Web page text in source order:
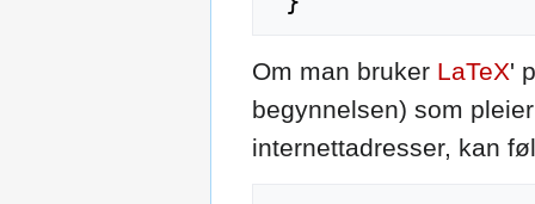
Om man bruker LaTeX'
begynnelsen) som
internettadresser, kan